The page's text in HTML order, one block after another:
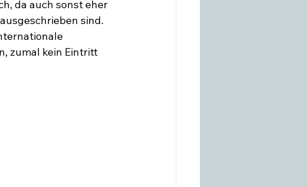
da auch sonst eher
sind.
zumal kein Eintritt